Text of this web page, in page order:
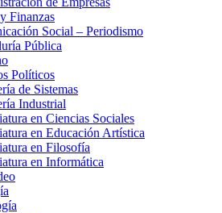
Finanzas
Social – Periodismo
Pública
Políticos
de Sistemas
Industrial
en Ciencias Sociales
en Educación Artística
en Filosofía
en Informática